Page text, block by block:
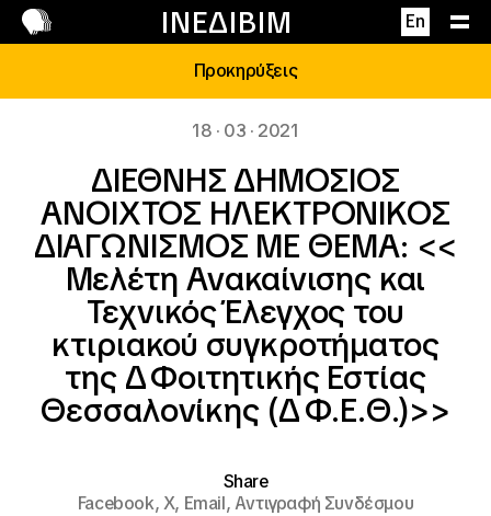
ΙΝΕΔΙΒΙΜ En
Επικοινωνία
Προκηρύξεις
18 · 03 · 2021
ΔΙΕΘΝΗΣ ΔΗΜΟΣΙΟΣ
ΑΝΟΙΧΤΟΣ ΗΛΕΚΤΡΟΝΙΚΟΣ
ΔΙΑΓΩΝΙΣΜΟΣ ΜΕ ΘΕΜΑ: <<
Μελέτη Ανακαίνισης και
Τεχνικός Έλεγχος του
κτιριακού συγκροτήματος
της Δ΄ Φοιτητικής Εστίας
Θεσσαλονίκης (Δ΄ Φ.Ε.Θ.)>>
Share
Facebook,X, Email,Αντιγραφή Συνδέσμου